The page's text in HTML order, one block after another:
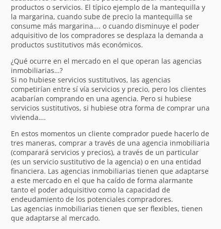
productos o servicios. El típico ejemplo de la mantequilla y
la margarina, cuando sube de precio la mantequilla se
consume más margarina…. o cuando disminuye el poder
adquisitivo de los compradores se desplaza la demanda a
productos sustitutivos más económicos.
¿Qué ocurre en el mercado en el que operan las agencias
inmobiliarias…?
Si no hubiese servicios sustitutivos, las agencias
competirían entre sí vía servicios y precio, pero los clientes
acabarían comprando en una agencia. Pero si hubiese
servicios sustitutivos, si hubiese otra forma de comprar una
vivienda….
En estos momentos un cliente comprador puede hacerlo de
tres maneras, comprar a través de una agencia inmobiliaria
(comparará servicios y precios), a través de un particular
(es un servicio sustitutivo de la agencia) o en una entidad
financiera. Las agencias inmobiliarias tienen que adaptarse
a este mercado en el que ha caído de forma alarmante
tanto el poder adquisitivo como la capacidad de
endeudamiento de los potenciales compradores.
Las agencias inmobiliarias tienen que ser flexibles, tienen
que adaptarse al mercado.